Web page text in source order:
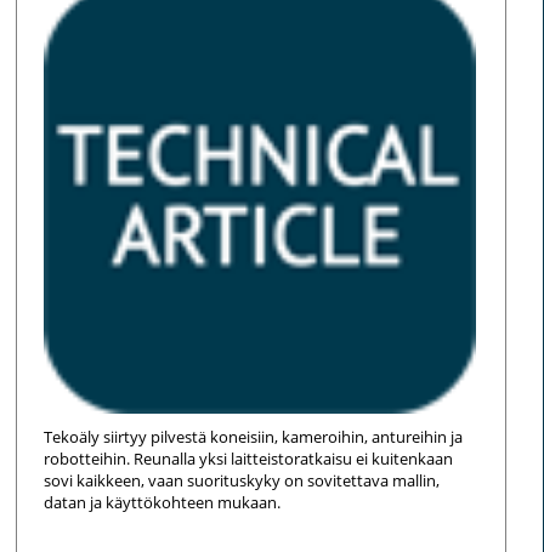
Tekoäly siirtyy pilvestä koneisiin, kameroihin, antureihin ja
robotteihin. Reunalla yksi laitteistoratkaisu ei kuitenkaan
sovi kaikkeen, vaan suorituskyky on sovitettava mallin,
datan ja käyttökohteen mukaan.